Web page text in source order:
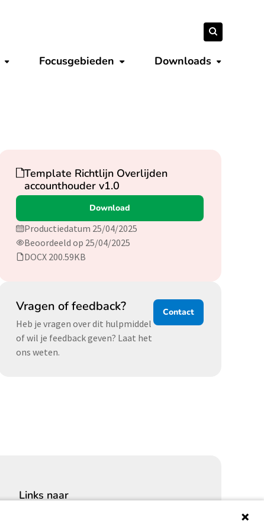
Zoeken
naar:Zoeken
Submenu tonen
Focusgebieden Submenu tonen
Downloads
Download
Template Richtlijn Overlijden
accounthouder v1.0
Download
Productiedatum 25/04/2025
Beoordeeld op 25/04/2025
DOCX 200.59KB
Vragen of feedback?
Heb je vragen over dit hulpmiddel
of wil je feedback geven? Laat het
ons weten.
Contact
Links naar